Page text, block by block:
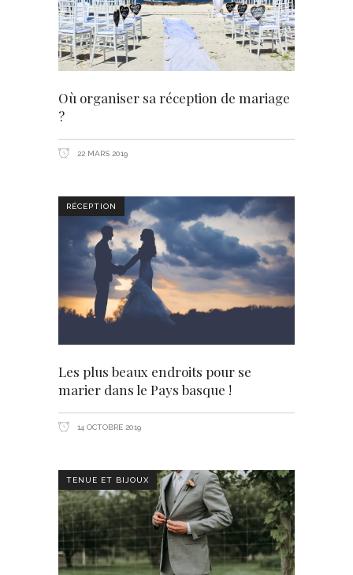
Où organiser sa réception de mariage
?
22 MARS 2019
RÉCEPTION
Les plus beaux endroits pour se
marier dans le Pays basque !
14 OCTOBRE 2019
TENUE ET BIJOUX